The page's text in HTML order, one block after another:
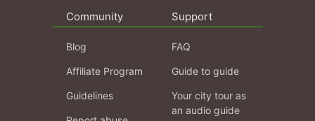
Community
Blog
Affiliate Program
Guidelines
Support
FAQ
Guide to guide
Your city tour as
an audio guide